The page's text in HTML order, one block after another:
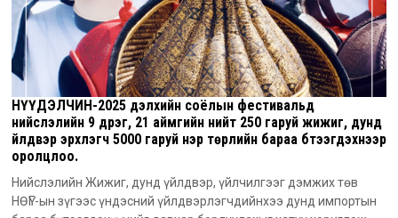
НҮҮДЭЛЧИН-2025 дэлхийн соёлын фестивальд
нийслэлийн 9 дүүрэг, 21 аймгийн нийт 250 гаруй жижиг, дунд
үйлдвэр эрхлэгч 5000 гаруй нэр төрлийн бараа бүтээгдэхүүнээр
оролцлоо.
Нийслэлийн Жижиг, дунд үйлдвэр, үйлчилгээг дэмжих төв
НӨҮГ-ын зүгээс үндэсний үйлдвэрлэгчдийнхээ дунд импортын